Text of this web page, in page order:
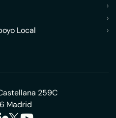
›
›
Local
›
259C
Madrid